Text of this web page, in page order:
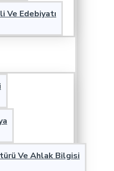
Ve Edebiyatı
Ve Ahlak Bilgisi